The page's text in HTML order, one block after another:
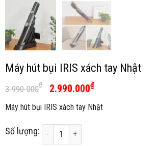
Máy hút bụi IRIS xách tay Nhật
3.990.000₫ 2.990.000₫
Máy hút bụi IRIS xách tay Nhật
Số lượng: Máy hút bụi IRIS xách tay Nhật quantity